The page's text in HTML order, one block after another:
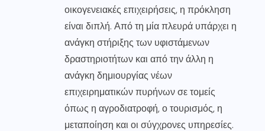
οικογενειακές επιχειρήσεις, η πρόκληση
είναι διπλή. Από τη μία πλευρά υπάρχει η
ανάγκη στήριξης των υφιστάμενων
δραστηριοτήτων και από την άλλη η
ανάγκη δημιουργίας νέων
επιχειρηματικών πυρήνων σε τομείς
όπως η αγροδιατροφή, ο τουρισμός, η
μεταποίηση και οι σύγχρονες υπηρεσίες.